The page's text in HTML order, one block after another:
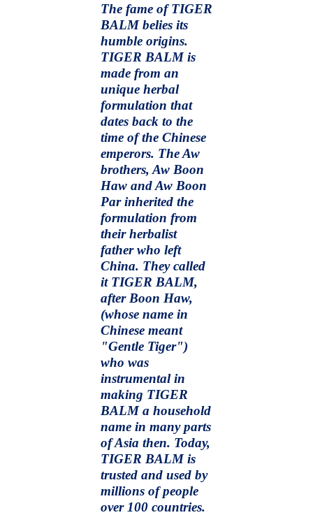
The fame of TIGER
BALM belies its
humble origins.
TIGER BALM is
made from an
unique herbal
formulation that
dates back to the
time of the Chinese
emperors. The Aw
brothers, Aw Boon
Haw and Aw Boon
Par inherited the
formulation from
their herbalist
father who left
China. They called
it TIGER BALM,
after Boon Haw,
(whose name in
Chinese meant
"Gentle Tiger")
who was
instrumental in
making TIGER
BALM a household
name in many parts
of Asia then. Today,
TIGER BALM is
trusted and used by
millions of people
over 100 countries.